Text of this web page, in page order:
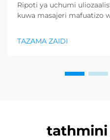
Ripoti ya uchumi
kuwa masajeri mafuatizo
kurejesha. Wakuzaji
TAZAMA ZAIDI
tathmini